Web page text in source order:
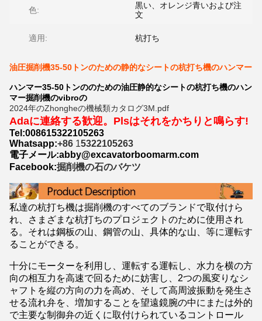
色:
黒い、オレンジ青いおよび注
文
適用: 杭打ち
油圧掘削機35-50トンのための静的なシートの杭打ち機のハンマー
ハンマー35-50トンののための油圧静的なシートの杭打ち機のハン
マー掘削機のvibroの
2024年のZhongheの機械類カタログ3M.pdf
Adaに連絡する歓迎。Plsはそれをかちりと鳴らす!
Tel:008615322105263
Whatsapp:+86 15322105263
電子メール:abby@excavatorboomarm.com
Facebook:掘削機の石のバケツ
私達の杭打ち機は掘削機のすべてのブランドで取付けら
れ、さまざまな杭打ちのプロジェクトのために使用され
る。それは鋼板の山、鋼管の山、具体的な山、等に運転す
ることができる。
十分にモーターを利用し、運転する運転し、水力を横の方
向の相互力を高速で回るために妨害し、2つの風変りなシ
ャフトを縦の方向の力を高め、そして高周波振動を発生さ
せる流れ弁を、増加することを望遠鏡腕の中にまたは外的
で主要な制御弁の近くに取付けられているコントロール